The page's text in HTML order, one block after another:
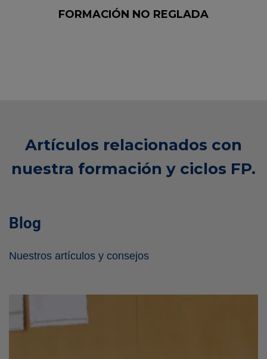
FORMACIÓN NO REGLADA
Artículos relacionados con
nuestra formación y ciclos FP.
Blog
Nuestros artículos y consejos